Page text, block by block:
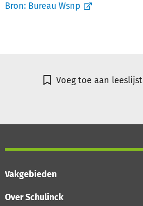
Bron: Bureau Wsnp
Voeg toe aan leeslijst
Vakgebieden
Over Schulinck